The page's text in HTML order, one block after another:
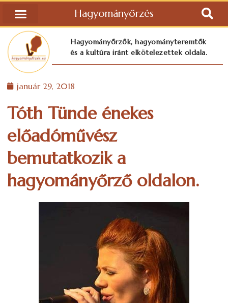
Hagyományőrzés
Hagyományőrzők, hagyományteremtők
és a kultúra iránt elkötelezettek oldala.
január 29, 2018
Tóth Tünde énekes
előadóművész
bemutatkozik a
hagyományőrző oldalon.